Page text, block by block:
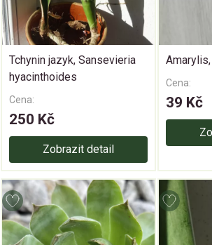
Tchynin jazyk, Sansevieria
hyacinthoides
Cena:
250 Kč
Zobrazit detail
Cena:
39 Kč